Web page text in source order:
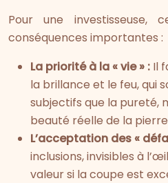
Pour une investisseuse,
conséquences importantes :
La priorité à la « vie » : Il
la brillance et le feu, qui
subjectifs que la pureté,
beauté réelle de la
L’acceptation des «
inclusions, invisibles à
valeur si la coupe est